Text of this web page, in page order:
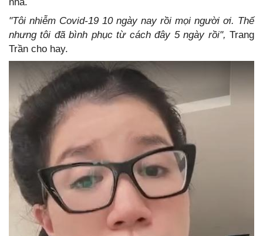
"Tôi nhiễm Covid-19 10 ngày nay rồi mọi người ơi. Thế
nhưng tôi đã bình phục từ cách đây 5 ngày rồi", Trang
Trần cho hay.